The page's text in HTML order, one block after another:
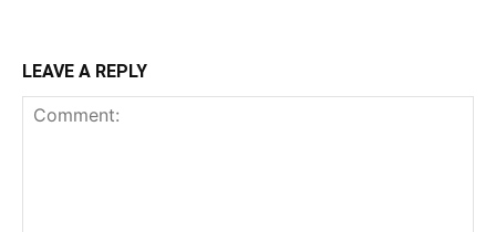
LEAVE A REPLY